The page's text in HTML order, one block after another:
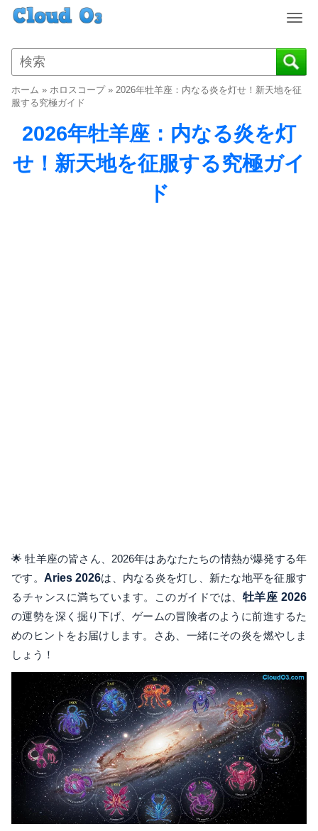
T
g
g
e
a
i
g
ホーム » ホロスコープ» 2026年牡羊座：内なる炎を灯せ！新天地を征
服する究極ガイド
2026年牡羊座：内なる炎を灯
せ！新天地を征服する究極ガイ
ド
🌟 牡羊座の皆さん、2026年はあなたたちの情熱が爆発する年
です。 Aries 2026は、内なる炎を灯し、新たな地平を征服す
るチャンスに満ちています。このガイドでは、 牡羊座 2026
の運勢を深く掘り下げ、ゲームの冒険者のように前進するた
めのヒントをお届けします。さあ、一緒にその炎を燃やしま
しょう！